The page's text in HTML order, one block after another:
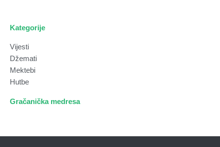
Kategorije
Vijesti
Džemati
Mektebi
Hutbe
Gračanička medresa